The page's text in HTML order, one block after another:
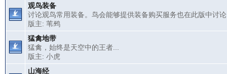
观鸟装备
讨论观鸟常用装备。鸟会能够提供装备购买服务也在此版中讨
版主: 苇鹀
猛禽地带
猛禽，始终是天空中的王者...
版主: 小虎
山海经